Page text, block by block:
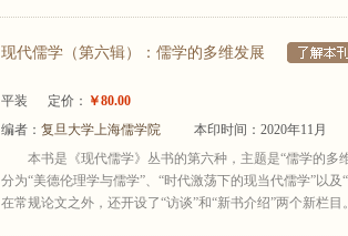
现代儒学（第六辑）：儒学的多维发展
平装 定价： ￥80.00
编者： 复旦大学上海儒学院
本印时间：2020年11月
本书是《现代儒学》丛书的第六种，主题是“儒学的多
分为“美德伦理学与儒学”、“时代激荡下的现当代儒学”以
在常规论文之外，还开设了“访谈”和“新书介绍”两个新栏目